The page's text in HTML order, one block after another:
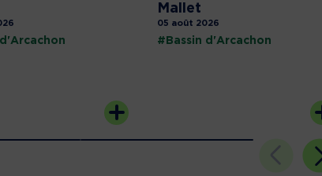
Mallet
05 août 2026
#Bassin d'Arcachon